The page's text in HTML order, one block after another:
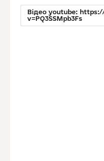
Відео youtube:
v=PQ3SSMpb3Fs